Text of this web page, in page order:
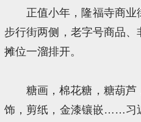
正值小年，隆福寺商业
步行街两侧，老字号商品
摊位一溜排开。
糖画，棉花糖，糖葫芦
饰，剪纸，金漆镶嵌……习